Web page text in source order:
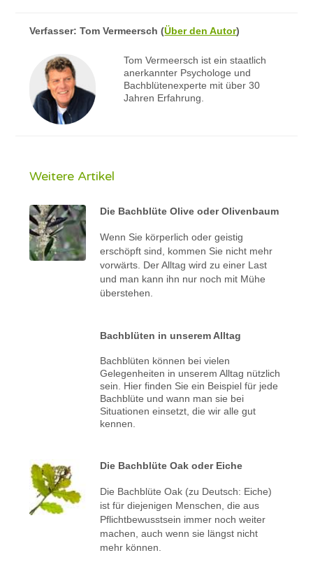
Verfasser:Tom Vermeersch (Über den Autor)
Tom Vermeersch ist ein staatlich
anerkannter Psychologe und
Bachblütenexperte mit über 30
Jahren Erfahrung.
Weitere Artikel
Die Bachblüte Olive oder Olivenbaum
Wenn Sie körperlich oder geistig
erschöpft sind, kommen Sie nicht mehr
vorwärts. Der Alltag wird zu einer Last
und man kann ihn nur noch mit Mühe
überstehen.
Bachblüten in unserem Alltag
Bachblüten können bei vielen
Gelegenheiten in unserem Alltag nützlich
sein. Hier finden Sie ein Beispiel für jede
Bachblüte und wann man sie bei
Situationen einsetzt, die wir alle gut
kennen.
Die Bachblüte Oak oder Eiche
Die Bachblüte Oak (zu Deutsch: Eiche)
ist für diejenigen Menschen, die aus
Pflichtbewusstsein immer noch weiter
machen, auch wenn sie längst nicht
mehr können.